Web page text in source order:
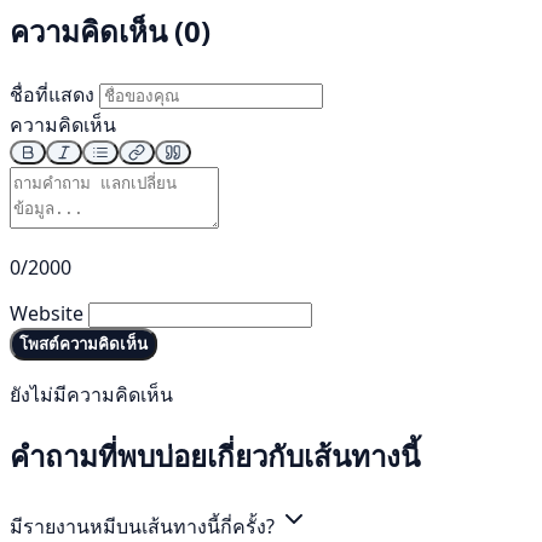
ความคิดเห็น (0)
ชื่อที่แสดง
ความคิดเห็น
0/2000
Website
โพสต์ความคิดเห็น
ยังไม่มีความคิดเห็น
คำถามที่พบบ่อยเกี่ยวกับเส้นทางนี้
มีรายงานหมีบนเส้นทางนี้กี่ครั้ง?